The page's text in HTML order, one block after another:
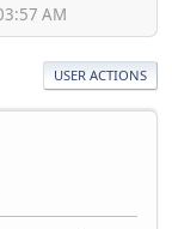
AM
USER ACTIONS